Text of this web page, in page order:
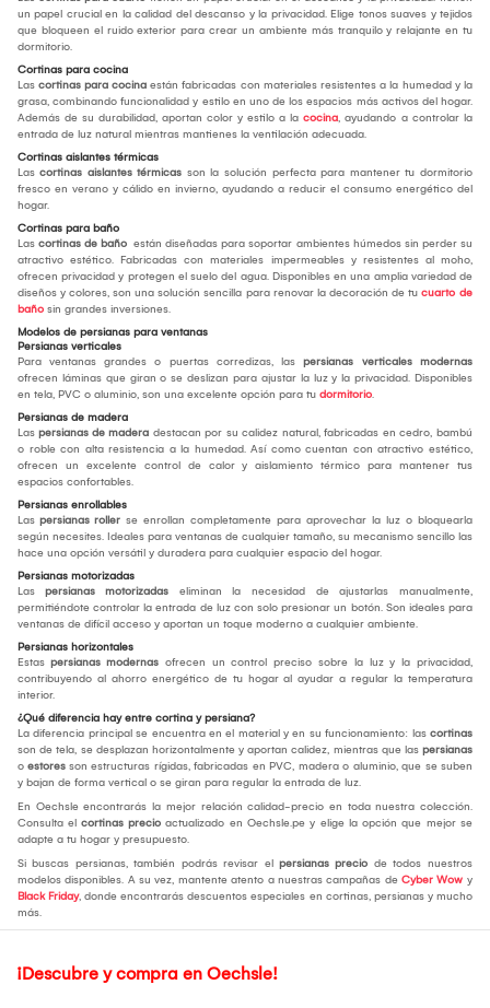
un papel crucial en la calidad del descanso y la privacidad. Elige tonos suaves y tejidos
que bloqueen el ruido exterior para crear un ambiente más tranquilo y relajante en tu
dormitorio.
Cortinas para cocina
Las cortinas para cocina están fabricadas con materiales resistentes a la humedad y la
grasa, combinando funcionalidad y estilo en uno de los espacios más activos del hogar.
Además de su durabilidad, aportan color y estilo a la cocina, ayudando a controlar la
entrada de luz natural mientras mantienes la ventilación adecuada.
Cortinas aislantes térmicas
Las cortinas aislantes térmicas son la solución perfecta para mantener tu dormitorio
fresco en verano y cálido en invierno, ayudando a reducir el consumo energético del
hogar.
Cortinas para baño
Las cortinas de baño están diseñadas para soportar ambientes húmedos sin perder su
atractivo estético. Fabricadas con materiales impermeables y resistentes al moho,
ofrecen privacidad y protegen el suelo del agua. Disponibles en una amplia variedad de
diseños y colores, son una solución sencilla para renovar la decoración de tu cuarto de
baño sin grandes inversiones.
Modelos de persianas para ventanas
Persianas verticales
Para ventanas grandes o puertas corredizas, las persianas verticales modernas
ofrecen láminas que giran o se deslizan para ajustar la luz y la privacidad. Disponibles
en tela, PVC o aluminio, son una excelente opción para tu dormitorio.
Persianas de madera
Las persianas de madera destacan por su calidez natural, fabricadas en cedro, bambú
o roble con alta resistencia a la humedad. Así como cuentan con atractivo estético,
ofrecen un excelente control de calor y aislamiento térmico para mantener tus
espacios confortables.
Persianas enrollables
Las persianas roller se enrollan completamente para aprovechar la luz o bloquearla
según necesites. Ideales para ventanas de cualquier tamaño, su mecanismo sencillo las
hace una opción versátil y duradera para cualquier espacio del hogar.
Persianas motorizadas
Las persianas motorizadas eliminan la necesidad de ajustarlas manualmente,
permitiéndote controlar la entrada de luz con solo presionar un botón. Son ideales para
ventanas de difícil acceso y aportan un toque moderno a cualquier ambiente.
Persianas horizontales
Estas persianas modernas ofrecen un control preciso sobre la luz y la privacidad,
contribuyendo al ahorro energético de tu hogar al ayudar a regular la temperatura
interior.
¿Qué diferencia hay entre cortina y persiana?
La diferencia principal se encuentra en el material y en su funcionamiento: las cortinas
son de tela, se desplazan horizontalmente y aportan calidez, mientras que las persianas
o estores son estructuras rígidas, fabricadas en PVC, madera o aluminio, que se suben
y bajan de forma vertical o se giran para regular la entrada de luz.
En Oechsle encontrarás la mejor relación calidad-precio en toda nuestra colección.
Consulta el cortinas precio actualizado en Oechsle.pe y elige la opción que mejor se
adapte a tu hogar y presupuesto.
Si buscas persianas, también podrás revisar el persianas precio de todos nuestros
modelos disponibles. A su vez, mantente atento a nuestras campañas de Cyber Wow y
Black Friday, donde encontrarás descuentos especiales en cortinas, persianas y mucho
más.
¡Descubre y compra en Oechsle!